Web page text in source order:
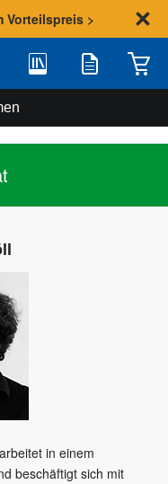
Vorteilspreis >
Bibliothek Merkliste
in einem
beschäftigt sich mit